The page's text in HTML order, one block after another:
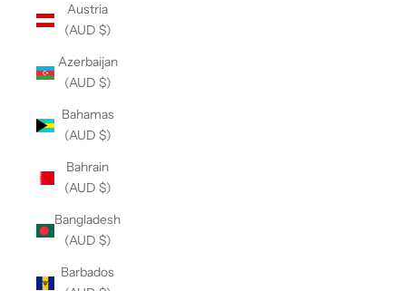
Austria
(AUD $)
Azerbaijan
(AUD $)
Bahamas
(AUD $)
Bahrain
(AUD $)
Bangladesh
(AUD $)
Barbados